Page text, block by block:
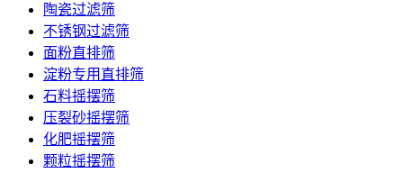
陶瓷过滤筛
不锈钢过滤筛
面粉直排筛
淀粉专用直排筛
石料摇摆筛
压裂砂摇摆筛
化肥摇摆筛
颗粒摇摆筛